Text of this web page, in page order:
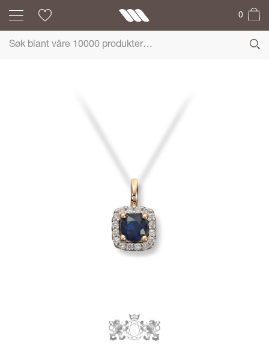
0
MG DIAMONDS